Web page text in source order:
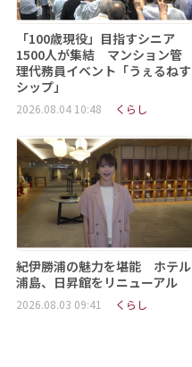
「100歳現役」目指すシニア
1500人が集結 マンション管
理代務員イベント「うぇるねす
シップ」
2026.08.04 10:48 くらし
紀伊勝浦の魅力を堪能 ホテル
浦島、日昇館をリニューアル
2026.08.03 09:41 くらし